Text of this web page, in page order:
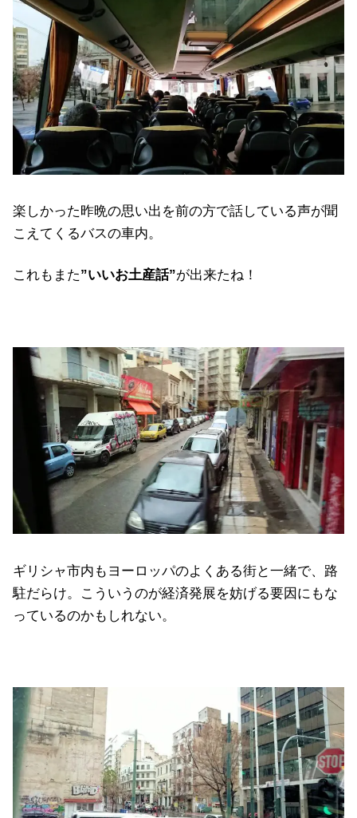
楽しかった昨晩の思い出を前の方で話している声が聞
こえてくるバスの車内。
これもまた”いいお土産話”が出来たね！
ギリシャ市内もヨーロッパのよくある街と一緒で、路
駐だらけ。こういうのが経済発展を妨げる要因にもな
っているのかもしれない。